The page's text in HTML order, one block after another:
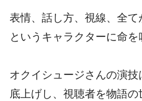
表情、話し方、視線、全て
というキャラクターに命を
オクイシュージさんの演
底上げし、視聴者を物語の